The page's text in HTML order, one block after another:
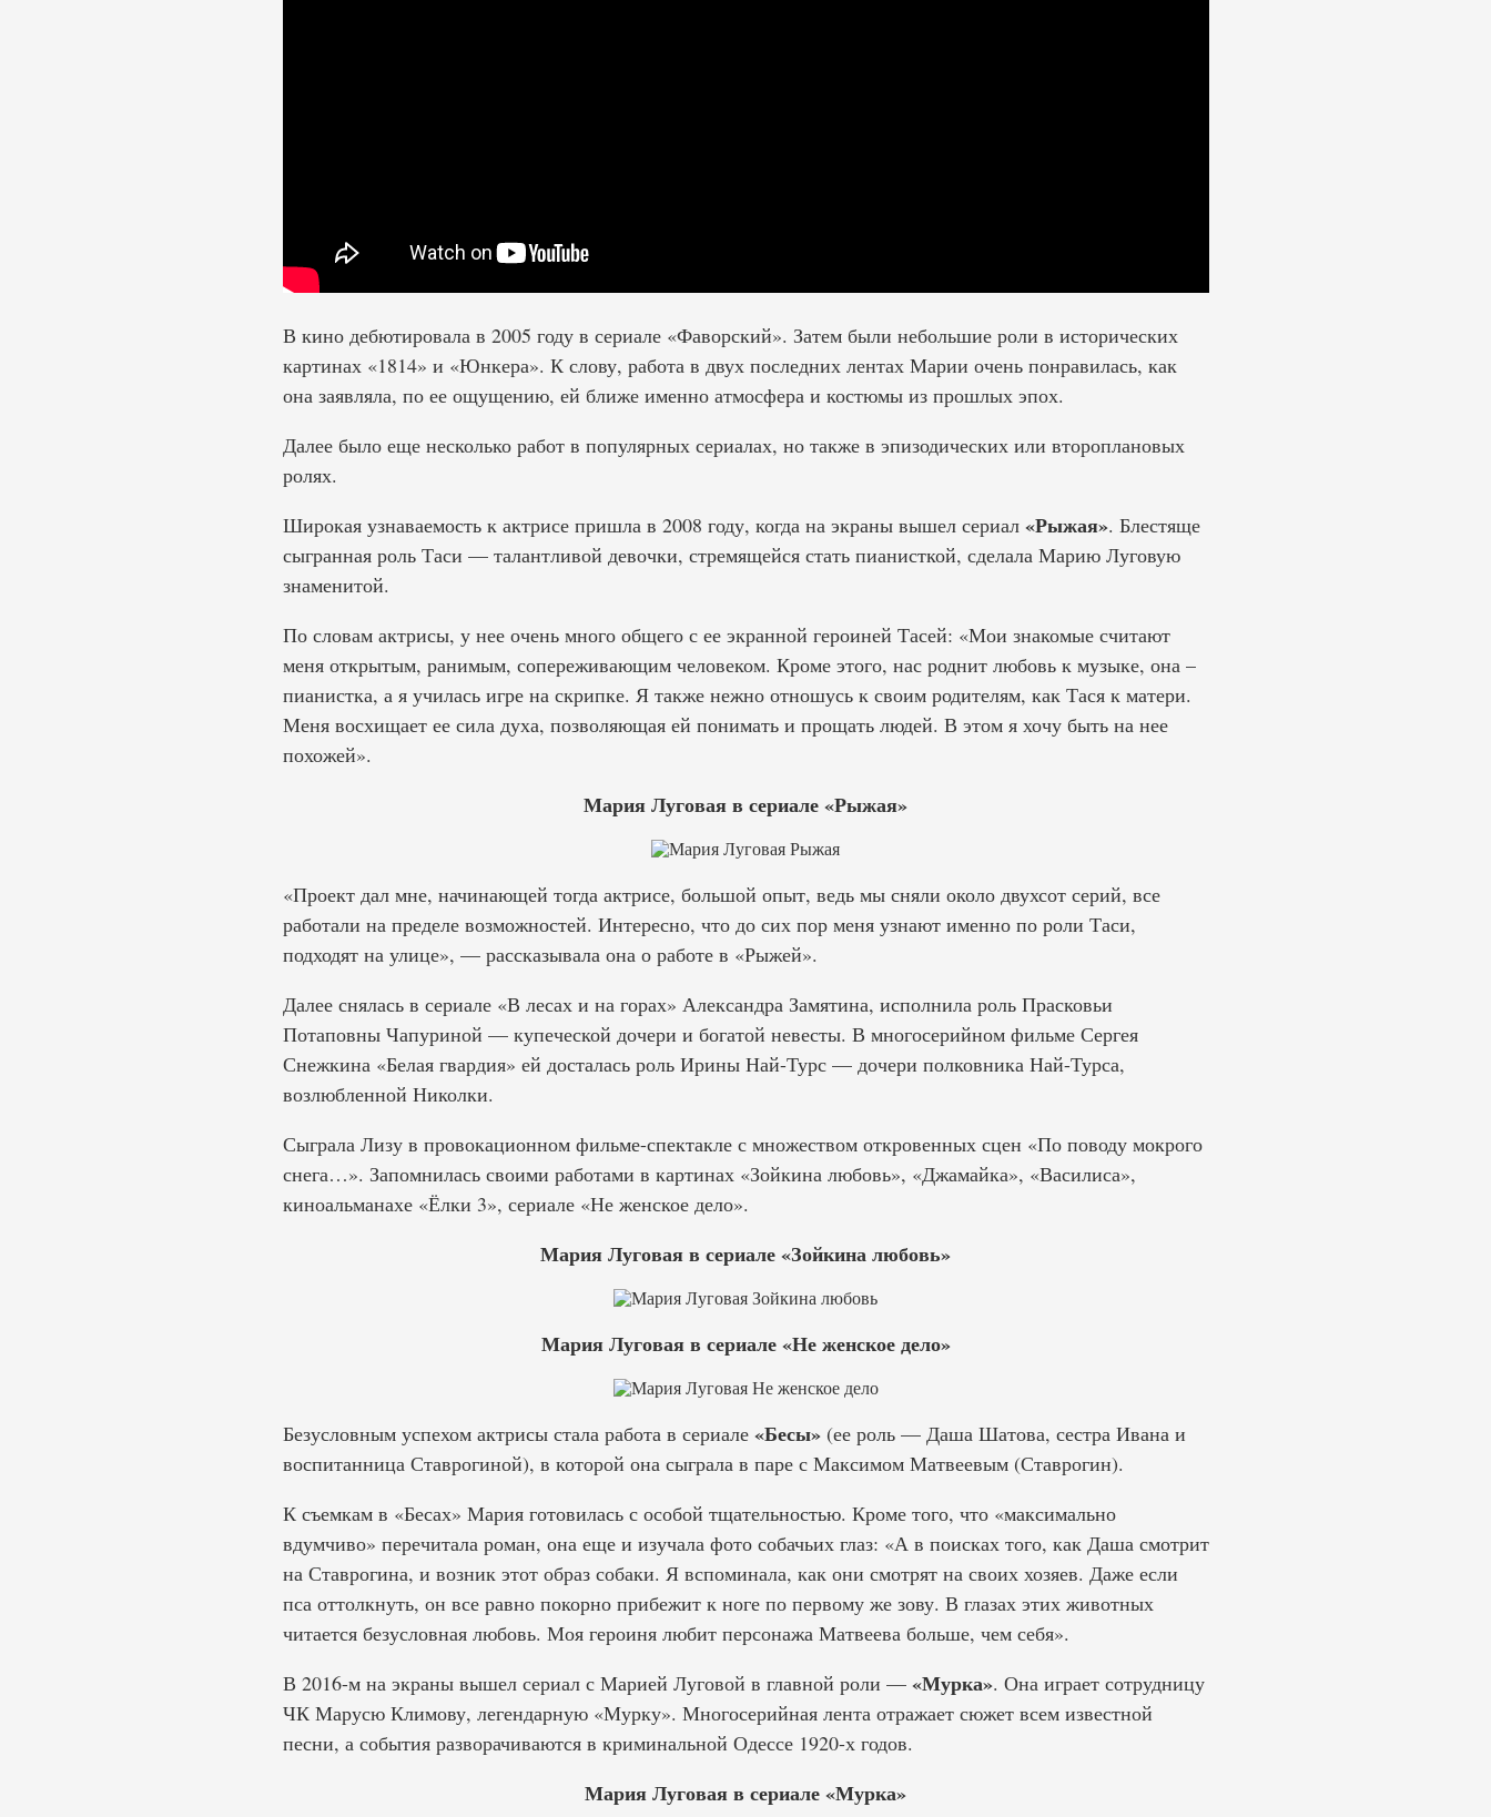
В кино дебютировала в 2005 году в сериале «Фаворский». Затем были небольшие роли в исторических
картинах «1814» и «Юнкера». К слову, работа в двух последних лентах Марии очень понравилась, как
она заявляла, по ее ощущению, ей ближе именно атмосфера и костюмы из прошлых эпох.
Далее было еще несколько работ в популярных сериалах, но также в эпизодических или второплановых
ролях.
Широкая узнаваемость к актрисе пришла в 2008 году, когда на экраны вышел сериал «Рыжая». Блестяще
сыгранная роль Таси — талантливой девочки, стремящейся стать пианисткой, сделала Марию Луговую
знаменитой.
По словам актрисы, у нее очень много общего с ее экранной героиней Тасей: «Мои знакомые считают
меня открытым, ранимым, сопереживающим человеком. Кроме этого, нас роднит любовь к музыке, она –
пианистка, а я училась игре на скрипке. Я также нежно отношусь к своим родителям, как Тася к матери.
Меня восхищает ее сила духа, позволяющая ей понимать и прощать людей. В этом я хочу быть на нее
похожей».
Мария Луговая в сериале «Рыжая»
«Проект дал мне, начинающей тогда актрисе, большой опыт, ведь мы сняли около двухсот серий, все
работали на пределе возможностей. Интересно, что до сих пор меня узнают именно по роли Таси,
подходят на улице», — рассказывала она о работе в «Рыжей».
Далее снялась в сериале «В лесах и на горах» Александра Замятина, исполнила роль Прасковьи
Потаповны Чапуриной — купеческой дочери и богатой невесты. В многосерийном фильме Сергея
Снежкина «Белая гвардия» ей досталась роль Ирины Най-Турс — дочери полковника Най-Турса,
возлюбленной Николки.
Сыграла Лизу в провокационном фильме-спектакле с множеством откровенных сцен «По поводу мокрого
снега…». Запомнилась своими работами в картинах «Зойкина любовь», «Джамайка», «Василиса»,
киноальманахе «Ёлки 3», сериале «Не женское дело».
Мария Луговая в сериале «Зойкина любовь»
Мария Луговая в сериале «Не женское дело»
Безусловным успехом актрисы стала работа в сериале «Бесы»(ее роль — Даша Шатова, сестра Ивана и
воспитанница Ставрогиной), в которой она сыграла в паре с Максимом Матвеевым (Ставрогин).
К съемкам в «Бесах» Мария готовилась с особой тщательностью. Кроме того, что «максимально
вдумчиво» перечитала роман, она еще и изучала фото собачьих глаз: «А в поисках того, как Даша смотрит
на Ставрогина, и возник этот образ собаки. Я вспоминала, как они смотрят на своих хозяев. Даже если
пса оттолкнуть, он все равно покорно прибежит к ноге по первому же зову. В глазах этих животных
читается безусловная любовь. Моя героиня любит персонажа Матвеева больше, чем себя».
В 2016-м на экраны вышел сериал с Марией Луговой в главной роли — «Мурка». Она играет сотрудницу
ЧК Марусю Климову, легендарную «Мурку». Многосерийная лента отражает сюжет всем известной
песни, а события разворачиваются в криминальной Одессе 1920-х годов.
Мария Луговая в сериале «Мурка»